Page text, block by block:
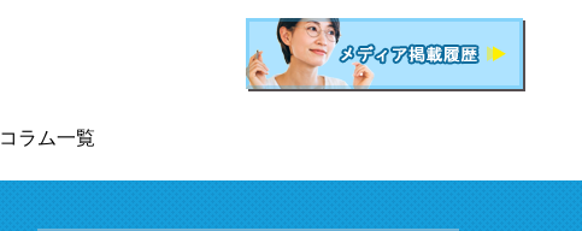
コラム一覧